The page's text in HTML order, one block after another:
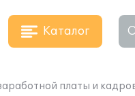
Каталог
платы и